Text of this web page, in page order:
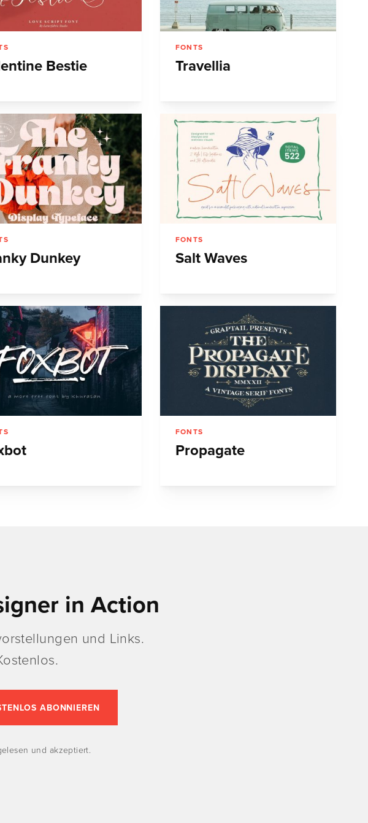
Bestie
FONTS
Travellia
Dunkey
FONTS
Salt Waves
FONTS
Propagate
in Action
und Links.
und akzeptiert.